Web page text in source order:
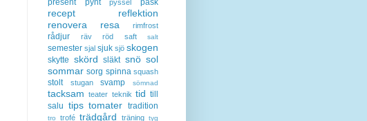
present
pynt pyssel påsk
recept
reflektion
renovera
resa rimfrost
rådjur räv röd saft salt
semester sjal sjuk sjö skogen
skytte skörd släkt snö sol
sommar sorg spinna squash
stolt stugan svamp sömnad
tacksam teater teknik tid till
salu tips tomater tradition
tro trofé trädgård träning tyg